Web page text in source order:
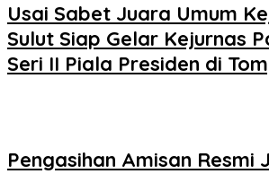
Usai Sabet Juara Umum
Sulut Siap Gelar Kejurnas
Seri II Piala Presiden di
Pengasihan Amisan Resmi